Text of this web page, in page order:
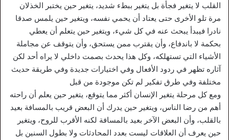
القلب لا يتغير فجأة بل يتغير ببطء شديد، يتغير حين يختبر الخذلان
مرة تلو الأخرى حتى يعتاد أن يحمي نفسه، ويتغير حين يلمس صدقا
نادرا فيبدأ يبحث عنه في كل شيء، ويتغير حين يتعلم أن يعطي
بحكمة لا باندفاع، وأن يقترب ممن يستحق، وأن يتوقف عن مجاملة
الأشياء التي تستهلكه، وكل هذا يحدث بصمت داخلي لا يراه أحد لكن
آثاره تظهر في ردود الأفعال وفي اختيارات جديدة وفي طريقة حديث
مختلفة وفي طرق تفكير لم تكن موجودة من قبل
ومع كل مرحلة يتغير الإنسان أكثر مما يتوقع، يتغير حين يعلم أن راحته
أهم من رضا الناس، ويتغير حين يدرك أن البعض قريب بالمسافة بعيد
بالقلب، وأن البعض الآخر بعيد بالمسافة لكنه الأقرب للروح، ويتغير
حين يعرف أن العلاقات ليست بعدد المحادثات ولا بطول السنين بل